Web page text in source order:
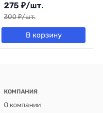
275 ₽/шт.
300₽/шт.
В корзину
КОМПАНИЯ
О компании